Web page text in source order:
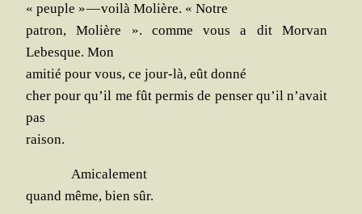
« peuple » — voi­là Molière. « Notre
patron, Molière ». comme vous a dit Mor­van
Lebesque. Mon
ami­tié pour vous, ce jour-là, eût donné
cher pour qu’il me fût per­mis de pen­ser qu’il n’avait
pas
raison.
Ami­ca­le­ment
quand même, bien sûr.